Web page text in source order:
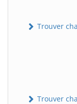
Trouver
Trouver